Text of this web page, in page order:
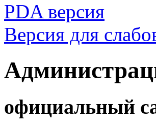
PDA версия
Версия для
официальный